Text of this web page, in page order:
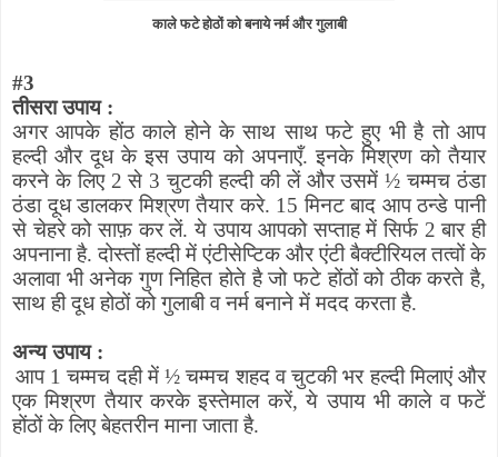
काले फटे होठों को बनाये नर्म और गुलाबी
#3
तीसरा उपाय :
अगर आपके होंठ काले होने के साथ साथ फटे हुए भी है तो आप
हल्दी और दूध के इस उपाय को अपनाएँ. इनके मिश्रण को तैयार
करने के लिए 2 से 3 चुटकी हल्दी की लें और उसमें ½ चम्मच ठंडा
ठंडा दूध डालकर मिश्रण तैयार करे. 15 मिनट बाद आप ठन्डे पानी
से चेहरे को साफ़ कर लें. ये उपाय आपको सप्ताह में सिर्फ 2 बार ही
अपनाना है. दोस्तों हल्दी में एंटीसेप्टिक और एंटी बैक्टीरियल तत्वों के
अलावा भी अनेक गुण निहित होते है जो फटे होंठों को ठीक करते है,
साथ ही दूध होठों को गुलाबी व नर्म बनाने में मदद करता है.
अन्य उपाय :
आप 1 चम्मच दही में ½ चम्मच शहद व चुटकी भर हल्दी मिलाएं और
एक मिश्रण तैयार करके इस्तेमाल करें,ये उपाय भी काले व फटें
होंठों के लिए बेहतरीन माना जाता है.